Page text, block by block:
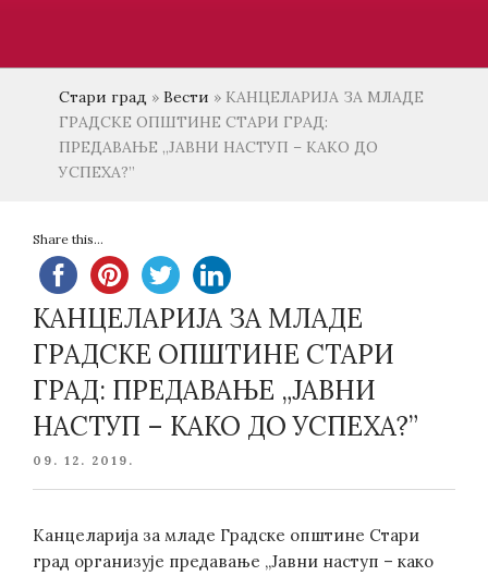
Стари град » Вести » КАНЦЕЛАРИЈА ЗА МЛАДЕ
ГРАДСКЕ ОПШТИНЕ СТАРИ ГРАД:
ПРЕДАВАЊЕ „ЈАВНИ НАСТУП – КАКО ДО
УСПЕХА?”
Share this...
КАНЦЕЛАРИЈА ЗА МЛАДЕ
ГРАДСКЕ ОПШТИНЕ СТАРИ
ГРАД: ПРЕДАВАЊЕ „ЈАВНИ
НАСТУП – КАКО ДО УСПЕХА?”
POSTED
09. 12. 2019.
Канцеларија за младе Градске општине Стари
град организује предавање „Јавни наступ – како